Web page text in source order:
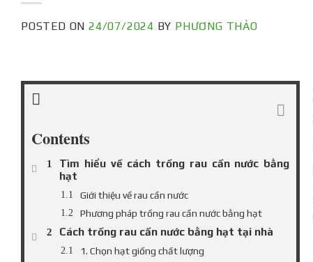
POSTED ON 24/07/2024 BY PHƯƠNG THẢO
Contents
Tìm hiểu về cách trồng rau cần nước bằng
hạt
Giới thiệu về rau cần nước
Phương pháp trồng rau cần nước bằng hạt
Cách trồng rau cần nước bằng hạt tại nhà
1. Chọn hạt giống chất lượng